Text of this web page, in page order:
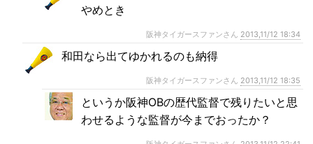
やめとき
阪神タイガースファンさん 2013,11/12 18:34
和田なら出てゆかれるのも納得
阪神タイガースファンさん 2013,11/12 18:35
というか阪神OBの歴代監督で残りたいと思
わせるような監督が今までおったか？